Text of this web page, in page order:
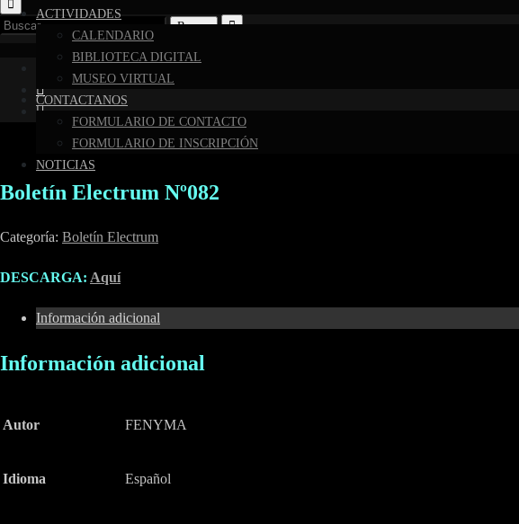
ACTIVIDADES
CALENDARIO
BIBLIOTECA DIGITAL
MUSEO VIRTUAL
CONTACTANOS
FORMULARIO DE CONTACTO
FORMULARIO DE INSCRIPCIÓN
NOTICIAS
Buscar:
Boletín Electrum Nº082
Categoría: Boletín Electrum
DESCARGA: Aquí
Información adicional
Información adicional
Autor FENYMA
Idioma Español